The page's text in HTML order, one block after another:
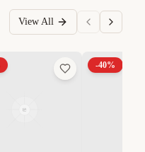
View All
-40%